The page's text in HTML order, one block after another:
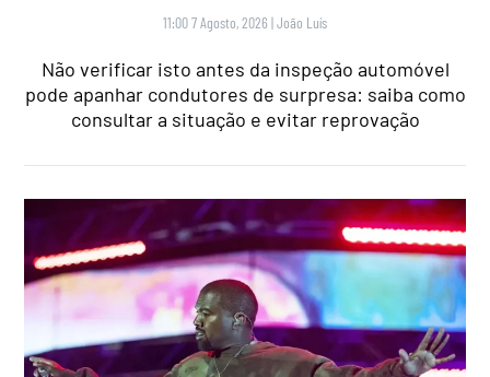
11:00 7 Agosto, 2026 |João Luís
Não verificar isto antes da inspeção automóvel
pode apanhar condutores de surpresa: saiba como
consultar a situação e evitar reprovação